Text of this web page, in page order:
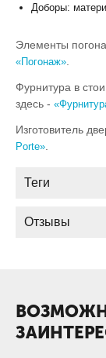
Доборы:
Элементы
«Погонаж»
Фурнитура в
здесь -
Изготовитель
Porte»
Теги
Отзывы